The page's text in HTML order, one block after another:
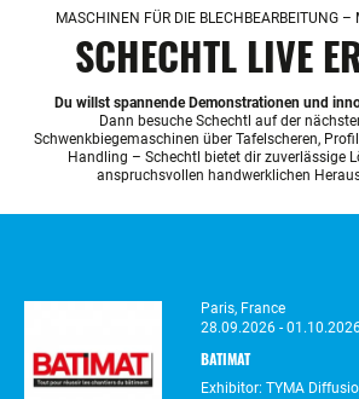
MASCHINEN FÜR DIE BLECHBEARBEITUNG –
SCHECHTL LIVE
Du willst spannende Demonstrationen und
Dann besuche Schechtl auf der
Schwenkbiegemaschinen über Tafelscheren,
Handling – Schechtl bietet dir zuverlässige
anspruchsvollen handwerklichen
Paris, France
28.09.2026 -
BATIMAT
Exhibitor: TYMA